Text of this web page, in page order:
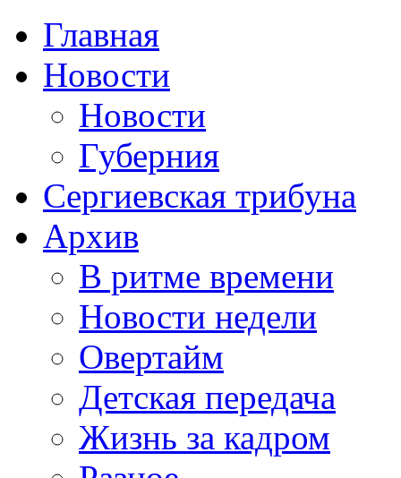
Главная
Новости
Новости
Губерния
Сергиевская трибуна
Архив
В ритме времени
Новости недели
Овертайм
Детская передача
Жизнь за кадром